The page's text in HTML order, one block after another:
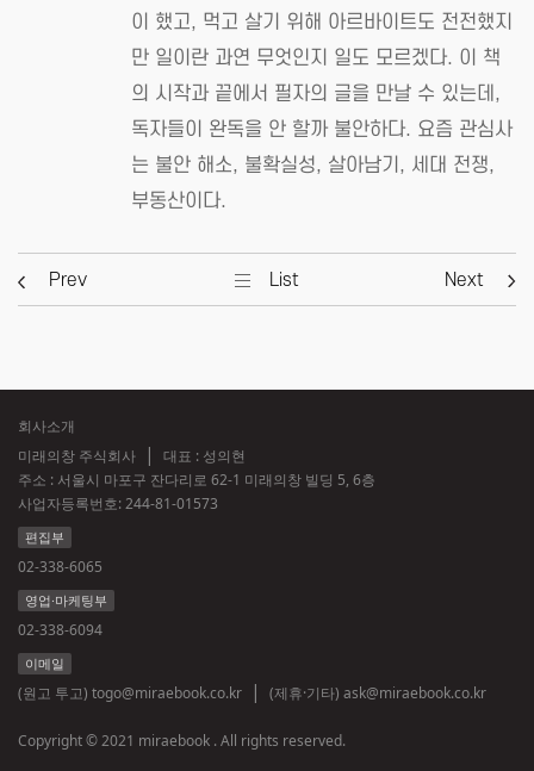
이 했고, 먹고 살기 위해 아르바이트도 전전했지
만 일이란 과연 무엇인지 일도 모르겠다. 이 책
의 시작과 끝에서 필자의 글을 만날 수 있는데,
독자들이 완독을 안 할까 불안하다. 요즘 관심사
는 불안 해소, 불확실성, 살아남기, 세대 전쟁,
부동산이다.
Prev List Next
회사소개
미래의창 주식회사
대표 : 성의현
주소 : 서울시 마포구 잔다리로 62-1 미래의창 빌딩 5, 6층
사업자등록번호:244-81-01573
편집부
02-338-6065
영업·마케팅부
02-338-6094
이메일
(원고 투고) togo@miraebook.co.kr (제휴·기타) ask@miraebook.co.kr
Copyright © 2021 miraebook . All rights reserved.